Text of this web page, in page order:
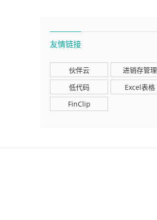
友情链接
伙伴云
进销存管理
低代码
Excel表格
FinClip